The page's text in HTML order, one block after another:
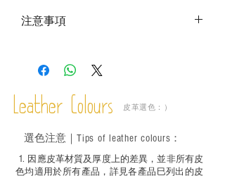
注意事項
－ 此產品含有細小配件、尖銳物件，恕不
必須由成年人陪同下使用並應小心處理。
Leather Colours 皮革選色：）
1. ​ 因應皮革材質及厚度上的差異，並非所有皮
色均適用於所有產品，詳見各產品巳列出的皮
選色注意｜ Tips of leather colours ：